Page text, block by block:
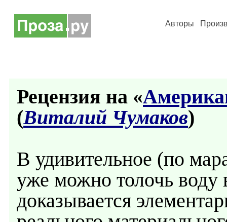
Авторы
Рецензия на «
(Виталий Чумаков)
В удивительное (по
уже можно толочь воду
доказывается